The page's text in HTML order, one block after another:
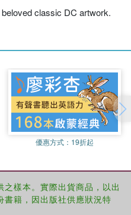
classic DC artwork.
優惠方式： 19折起
樣本。實際出貨商品，以出
書籍，因出版社供應狀況特